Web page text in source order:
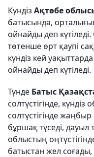
Күндіз Ақтөбе
батысында,
ойнайды деп
төтенше өрт қаупі
күндіз кей
ойнайды деп күтіледі.
Түнде Батыс
солтүстігінде,
солтүстігінде
бұршақ түседі, дауыл
облыстың
батыстан жел